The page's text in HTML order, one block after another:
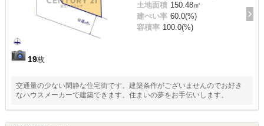
19枚
土地面積 150.48㎡
建ぺい率 60.0(%)
容積率 100.0(%)
交通量の少ない閑静な住宅街です。建築条件がございませんのでお好き
なハウスメーカーで建築できます。住まいの夢をお手伝いします。